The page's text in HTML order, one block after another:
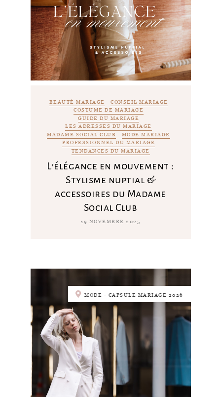
BEAUTÉ MARIAGE
CONSEIL MARIAGE
COSTUME DE MARIAGE
GUIDE DU MARIAGE
LES ADRESSES DU MARIAGE
MADAME SOCIAL CLUB
MODE MARIAGE
PROFESSIONNEL DU MARIAGE
TENDANCES DU MARIAGE
L’élégance en mouvement :
Stylisme nuptial &
accessoires du Madame
Social Club
19 NOVEMBRE 2025
MODE - CAPSULE MARIAGE 2026